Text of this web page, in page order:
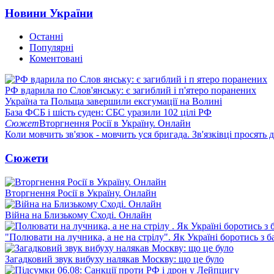
Новини України
Останні
Популярні
Коментовані
РФ вдарила по Слов'янську: є загиблий і п'ятеро поранених
Україна та Польща завершили ексгумації на Волині
База ФСБ і шість суден: СБС уразили 102 цілі РФ
СюжетВторгнення Росії в Україну. Онлайн
Коли мовчить зв'язок - мовчить уся бригада. Зв'язківці просять
Сюжети
Вторгнення Росії в Україну. Онлайн
Війна на Близькому Сході. Онлайн
"Полювати на лучника, а не на стрілу". Як Україні боротись з
Загадковий звук вибуху налякав Москву: що це було